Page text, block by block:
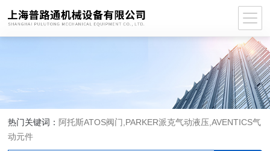
热门关键词： 阿托斯ATOS阀门,PARKER派克气动液压,AVENTICS气
动元件